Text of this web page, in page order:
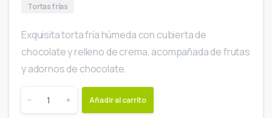
Tortas frías
Exquisita torta fría húmeda con cubierta de
chocolate y relleno de crema, acompañada de frutas
y adornos de chocolate.
- + Añadir al carrito